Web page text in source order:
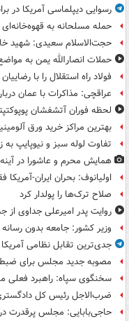
رسوایی دیپلماسی آمریکا در
حمله مسلحانه به قهوه‌خانه‌ای در زاهدان؛
حجت‌الاسلام سعیدی: شهید
حملات انصارالله یمن به
فولاد راه استقلال را با
عراقچی: مذاکرات با عمان
لحظه فوران آتشفشان
بهترین مراکز خرید ورق
تفاوت لوله سبز و نیوپایپ به
همایش محرم و عاشورا در آینه
اولیانوف: بحران ایران-آمریکا
صلاح ترک‌ها را پولدار کرد
روایت پدر امیرعلی جداوی
وزیر کشور: جامعه بدون
جدی‌ترین تقابل نظامی
مصوبه جدید مجلس برای ضبط
سخنگوی سپاه: راهبرد فعلی
ضرب‌الاجل رئیس کل
حاجی‌بابایی: مجلس پرقدرت